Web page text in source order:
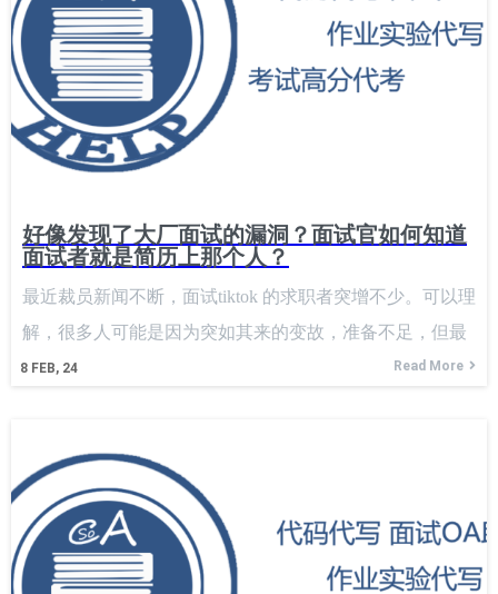
终走在行业前沿，提供的职位涵盖了从数据科学到软件工
程，再到人工智能的各个方面。 Meta的强势招聘可能来源
于近期的股票涨势，但是据内部认识透露，目前E4及以下
级别的岗位目前不再收简历，2月份面试的基本是来源于去
年12月份投递的简历。这告诉我们：投简历也要关心股价
常的折磨，而且不太尊重候选人的态度让很多人接受不
了。但是寒冬行情下，不少人也把Tik Tok当成了最后的救
命稻草，甚至有人只收到过Tik Tok的面试邀请。据分析，
Tik Tok强势开启招聘的原因是其较高的离职率，快速发展
带来相当大的工作压力。在这样的背景下，TikTok强势开
启招聘，旨在填补人才缺口，并引入新鲜血液以维持其创
新活力和市场竞争力。 电子商务巨头Amazon和在线支付
服务商Paypal同样在招聘市场上保持了强劲的态势，这可
好像发现了大厂面试的漏洞？面试官如何知道
面试者就是简历上那个人？
8 FEB, 24
最近裁员新闻不断，面试tiktok 的求职者突增不少。可以理
解，很多人可能是因为突如其来的变故，准备不足，但最
近十个面试里有七八个明显作弊，这个比例实在是令人震
想到，这样的题目也能逐字逐句地抄答案，而且抄得还不
对，这实在是让人难以接受。 作弊的迹象其实很明显，比
如眼镜反光、键盘敲击声、频繁望向屏幕外、说的和写的
不一致、多屏幕使用、摄像头只拍到侧脸等。本来一头雾
Read More